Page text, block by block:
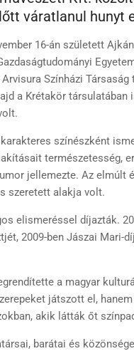
váratlanul hunyt
16-án született
Színházi
a Krétakör
színészként
természetesség,
jellemezte. Az elmúlt
szeretett alakja volt.
elismeréssel díjazták.
2009-ben Jászai Mari-
a magyar
játszott el,
akik látták őt
barátai és